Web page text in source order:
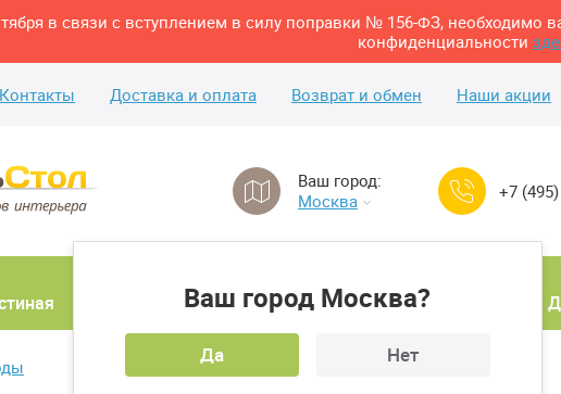
в связи с вступлением в силу поправки № 156-ФЗ, необходимо
конфиденциальности
Контакты Доставка и оплата Возврат и обмен Наши акции
Ваш город:
Москва
Ваш город Москва?
Да Нет
+7
Спальня
кабинет